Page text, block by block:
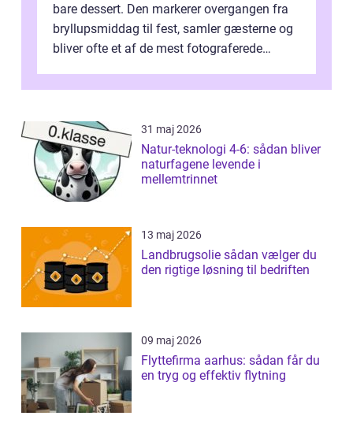
bare dessert. Den markerer overgangen fra
bryllupsmiddag til fest, samler gæsterne og
bliver ofte et af de mest fotograferede
31 maj 2026
Natur-teknologi 4-6: sådan bliver
naturfagene levende i
mellemtrinnet
13 maj 2026
Landbrugsolie sådan vælger du
den rigtige løsning til bedriften
09 maj 2026
Flyttefirma aarhus: sådan får du
en tryg og effektiv flytning